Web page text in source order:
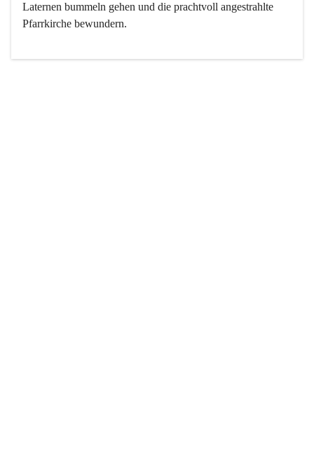
Laternen bummeln gehen und die prachtvoll angestrahlte
Pfarrkirche bewundern.
Der Weinbau dominert heute nicht mehr, ist aber integrativer